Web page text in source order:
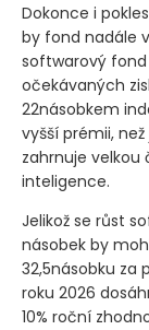
Dokonce i
by fond nadále
softwarový
očekávaných
22násobkem
vyšší prémii,
zahrnuje
inteligence.
Jelikož se růst
násobek by
32,5násobku za
roku 2026
10% roční